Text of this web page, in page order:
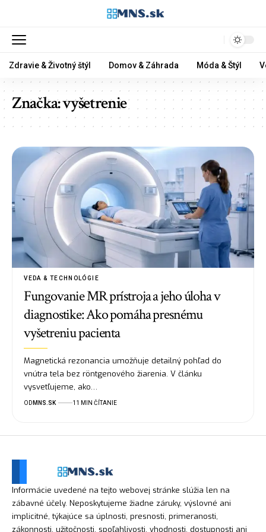
Zdravie & Životný štýl Domov & Záhrada Móda & Štýl
Značka:vyšetrenie
VEDA & TECHNOLÓGIE
Fungovanie MR prístroja a jeho úloha v
diagnostike: Ako pomáha presnému
vyšetreniu pacienta
Magnetická rezonancia umožňuje detailný pohľad do
vnútra tela bez röntgenového žiarenia. V článku
vysvetľujeme, ako…
OD MNS.SK 11 MIN ČÍTANIE
Informácie uvedené na tejto webovej stránke slúžia len na
zábavné účely. Neposkytujeme žiadne záruky, výslovné ani
implicitné, týkajúce sa úplnosti, presnosti, primeranosti,
zákonnosti, užitočnosti, spoľahlivosti, vhodnosti, dostupnosti ani